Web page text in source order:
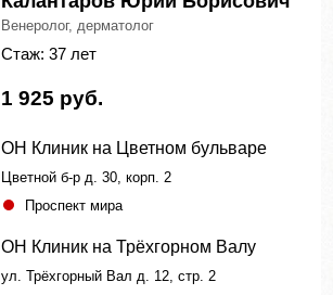
Венеролог, дерматолог
Стаж: 37 лет
1 925 руб.
ОН Клиник на Цветном бульваре
Цветной б-р д. 30, корп. 2
Проспект мира
ОН Клиник на Трёхгорном Валу
ул. Трёхгорный Вал д. 12, стр. 2